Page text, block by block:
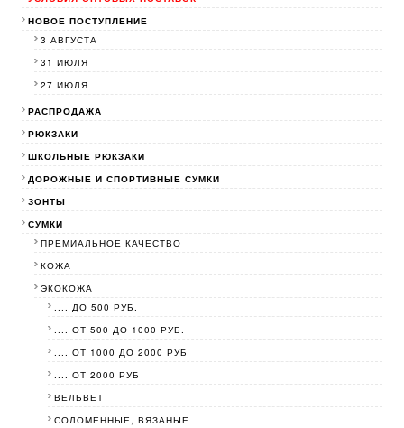
НОВОЕ ПОСТУПЛЕНИЕ
3 АВГУСТА
31 ИЮЛЯ
27 ИЮЛЯ
РАСПРОДАЖА
РЮКЗАКИ
ШКОЛЬНЫЕ РЮКЗАКИ
ДОРОЖНЫЕ И СПОРТИВНЫЕ СУМКИ
ЗОНТЫ
СУМКИ
ПРЕМИАЛЬНОЕ КАЧЕСТВО
КОЖА
ЭКОКОЖА
.... ДО 500 РУБ.
.... ОТ 500 ДО 1000 РУБ.
.... ОТ 1000 ДО 2000 РУБ
.... ОТ 2000 РУБ
ВЕЛЬВЕТ
СОЛОМЕННЫЕ, ВЯЗАНЫЕ